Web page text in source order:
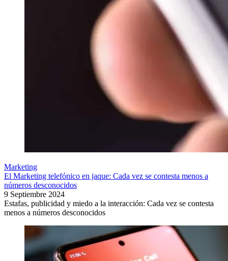
Marketing
El Marketing telefónico en jaque: Cada vez se contesta menos a
números desconocidos
9 Septiembre 2024
Estafas, publicidad y miedo a la interacción: Cada vez se contesta
menos a números desconocidos